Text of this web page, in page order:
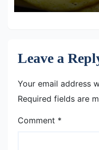
Leave a
Your email address
Required fields are
Comment *